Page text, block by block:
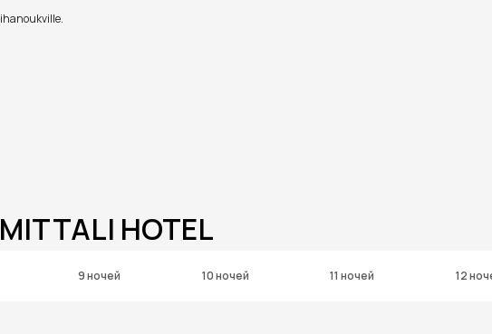
HOTEL
9 ночей 10 ночей 11 ночей 12